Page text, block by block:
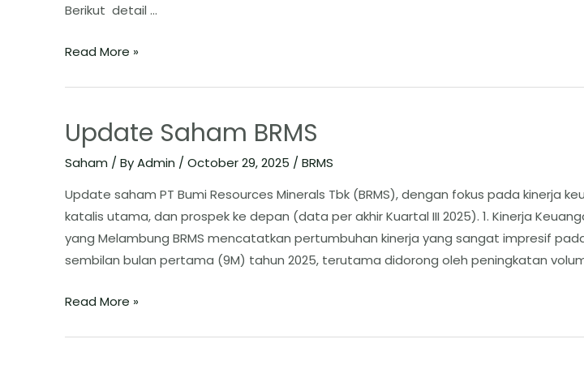
Berikut detail …
Read More »
Update Saham BRMS
Saham / ByAdmin / October 29, 2025 / BRMS
Update saham PT Bumi Resources Minerals Tbk (BRMS), dengan fokus pada kinerja
katalis utama, dan prospek ke depan (data per akhir Kuartal III 2025). ​1. Kinerja
yang Melambung ​BRMS mencatatkan pertumbuhan kinerja yang sangat impresif
sembilan bulan pertama (9M) tahun 2025, terutama didorong oleh peningkatan
Read More »